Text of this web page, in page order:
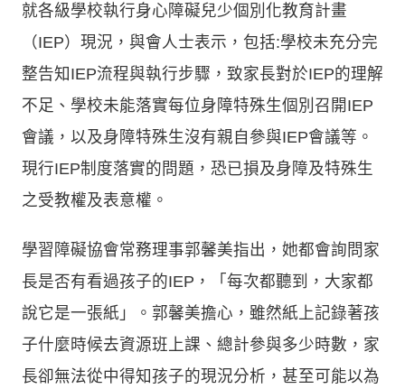
就各級學校執行身心障礙兒少個別化教育計畫
（IEP）現況，與會人士表示，包括:學校未充分完
整告知IEP流程與執行步驟，致家長對於IEP的理解
不足、學校未能落實每位身障特殊生個別召開IEP
會議，以及身障特殊生沒有親自參與IEP會議等。
現行IEP制度落實的問題，恐已損及身障及特殊生
之受教權及表意權。
學習障礙協會常務理事郭馨美指出，她都會詢問家
長是否有看過孩子的IEP，「每次都聽到，大家都
說它是一張紙」。郭馨美擔心，雖然紙上記錄著孩
子什麼時候去資源班上課、總計參與多少時數，家
長卻無法從中得知孩子的現況分析，甚至可能以為